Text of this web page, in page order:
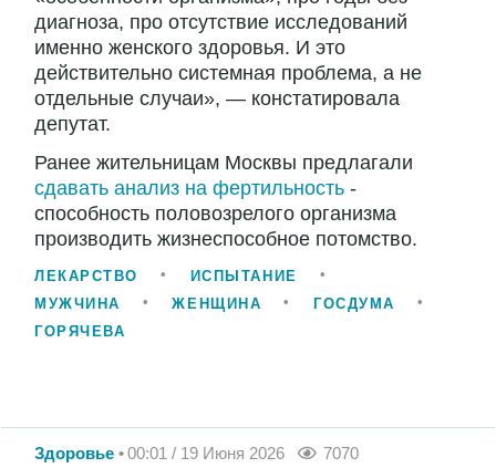
диагноза, про отсутствие исследований
именно женского здоровья. И это
действительно системная проблема, а не
отдельные случаи», — констатировала
депутат.
Ранее жительницам Москвы предлагали
сдавать анализ на фертильность -
способность половозрелого организма
производить жизнеспособное потомство.
ЛЕКАРСТВО
ИСПЫТАНИЕ
МУЖЧИНА
ЖЕНЩИНА
ГОСДУМА
ГОРЯЧЕВА
Здоровье 00:01 / 19 Июня 2026 7070